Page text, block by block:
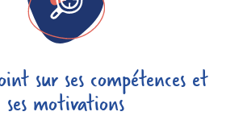
sur ses compétences et
ses motivations